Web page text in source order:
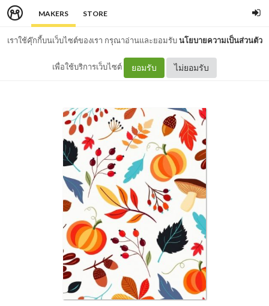
MAKERS STORE
เราใช้คุ๊กกี้บนเว็บไซต์ของเรา กรุณาอ่านและยอมรับนโยบายความเป็นส่วนตัว
เพื่อใช้บริการเว็บไซต์ ยอมรับ ไม่ยอมรับ